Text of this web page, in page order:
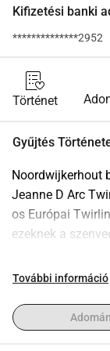
Kifizetési banki
**************2952
Történet
Gyűjtés
Noordwijkerhout
Jeanne D Arc
os Európai
ezeknek a
​A cél: Ragyogni
Beltéri
képviselteti
További információ